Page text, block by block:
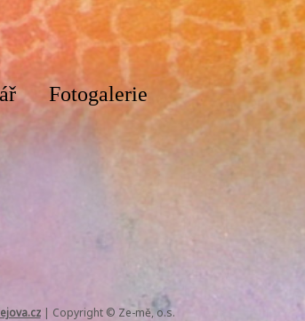
Fotogalerie
| Copyright © Ze-mě, o.s.